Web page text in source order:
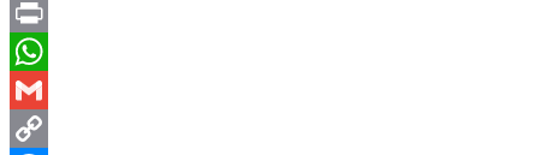
Facebook
Print
WhatsApp
Gmail